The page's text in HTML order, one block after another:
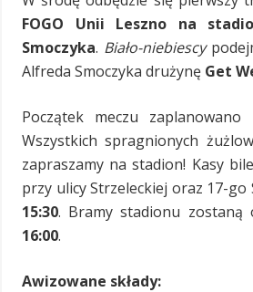
FOGO Unii Leszno na
Smoczyka. Biało-niebiescy
Alfreda Smoczyka drużynę Get
Początek meczu
Wszystkich spragnionych
zapraszamy na stadion! Kasy
przy ulicy Strzeleckiej oraz 17-go
15:30. Bramy stadionu zostaną
16:00.
Awizowane składy: